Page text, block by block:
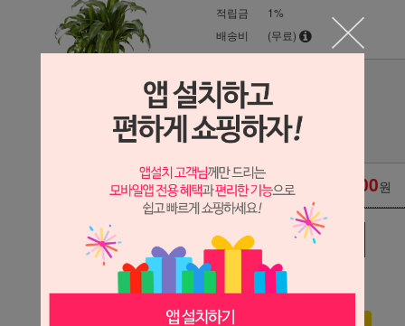
적립금
1%
배송비
(무료)
수량
옵션 적용가 75,000원
관심상품 장바구니
구매하기